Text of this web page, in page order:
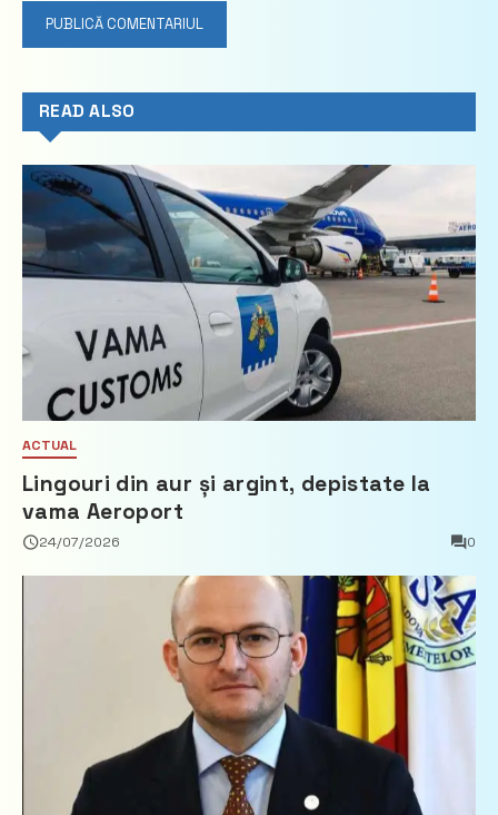
READ ALSO
ACTUAL
Lingouri din aur și argint, depistate la
vama Aeroport
24/07/2026 0